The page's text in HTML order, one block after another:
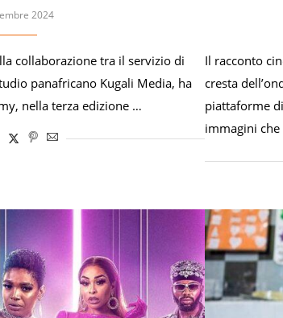
2024
collaborazione tra il servizio di
panafricano Kugali Media, ha
nella terza edizione …
Il racconto
cresta
piattaforme
immagini